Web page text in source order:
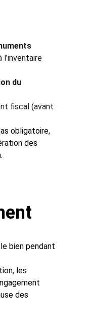
l’inventaire
du
fiscal (avant
obligatoire,
des
bien pendant
les
des